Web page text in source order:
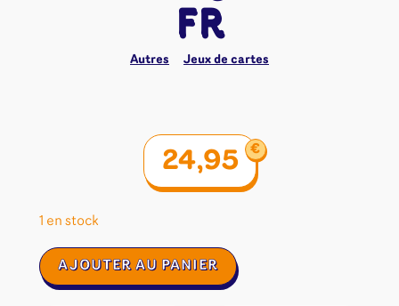
FR
Autres Jeux de cartes
24,95 €
1 en stock
quantité
de
AJOUTER AU PANIER